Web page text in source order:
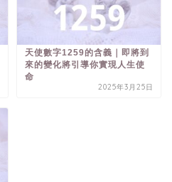
天使數字1259的含義｜即將到
來的變化將引導你實現人生使
命
2025年3月25日